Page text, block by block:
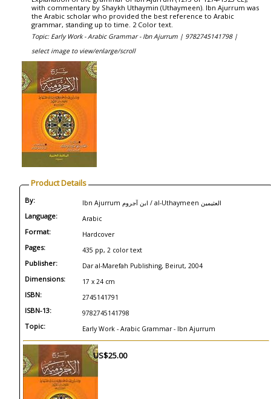
with commentary by Shaykh Uthaymin (Uthaymeen). Ibn Ajurrum was
the Arabic scholar who provided the best reference to Arabic
grammar, standing up to time. 2 Color text.
Topic: Early Work - Arabic Grammar - Ibn Ajurrum | 9782745141798 |
select image to view/enlarge/scroll
Product Details
By: Ibn Ajurrum ابن آجروم / al-Uthaymeen العثيمين
Language: Arabic
Format: Hardcover
Pages: 435 pp, 2 color text
Publisher: Dar al-Marefah Publishing, Beirut, 2004
Dimensions: 17 x 24 cm
ISBN: 2745141791
ISBN-13: 9782745141798
Topic: Early Work - Arabic Grammar - Ibn Ajurrum
US$25.00